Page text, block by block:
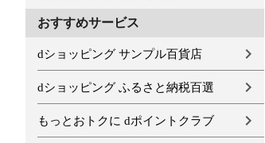
おすすめサービス
dショッピング サンプル百貨店
dショッピング ふるさと納税百選
もっとおトクに dポイントクラブ